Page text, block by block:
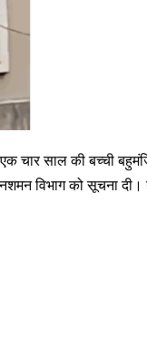
चार साल की बच्ची
विभाग को सूचना दी।